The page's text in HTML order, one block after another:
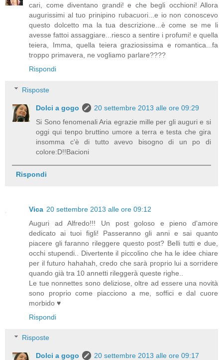
cari, come diventano grandi! e che begli occhioni! Allora
augurissimi al tuo prinipino rubacuori...e io non conoscevo
questo dolcetto ma la tua descrizione...è come se me li
avesse fattoi assaggiare...riesco a sentire i profumi! e quella
teiera, Imma, quella teiera graziosissima e romantica...fa
troppo primavera, ne vogliamo parlare????
Rispondi
Risposte
Dolci a gogo
20 settembre 2013 alle ore 09:29
Si Sono fenomenali Aria egrazie mille per gli auguri e si
oggi qui tenpo bruttino umore a terra e testa che gira
insomma c'è di tutto avevo bisogno di un po di
colore:D!!Bacioni
Rispondi
Vica 20 settembre 2013 alle ore 09:12
Auguri ad Alfredo!!! Un post goloso e pieno d'amore
dedicato ai tuoi figli! Passeranno gli anni e sai quanto
piacere gli faranno rileggere questo post? Belli tutti e due,
occhi stupendi.. Divertente il piccolino che ha le idee chiare
per il futuro hahahah, credo che sarà proprio lui a sorridere
quando già tra 10 annetti rileggerà queste righe..
Le tue nonnettes sono deliziose, oltre ad essere una novità
sono proprio come piacciono a me, soffici e dal cuore
morbido ♥
Rispondi
Risposte
Dolci a gogo 20 settembre 2013 alle ore 09:17